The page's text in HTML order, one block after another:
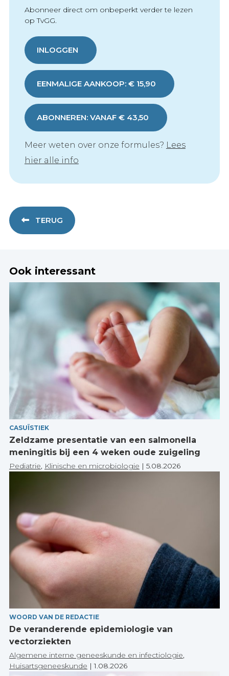
Abonneer direct om onbeperkt verder te lezen
op TvGG.
INLOGGEN
EENMALIGE AANKOOP: € 15,90
ABONNEREN: VANAF € 43,50
Meer weten over onze formules? Lees
hier alle info
TERUG
Ook interessant
CASUÏSTIEK
Zeldzame presentatie van een salmonella
meningitis bij een 4 weken oude zuigeling
Pediatrie, Klinische en microbiologie | 5.08.2026
WOORD VAN DE REDACTIE
De veranderende epidemiologie van
vectorziekten
Algemene interne geneeskunde en infectiologie,
Huisartsgeneeskunde |1.08.2026